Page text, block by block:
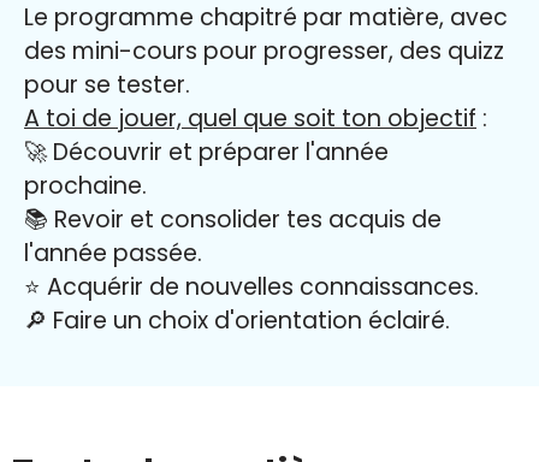
Le programme chapitré par matière, avec
des mini-cours pour progresser, des quizz
pour se tester.
A toi de jouer, quel que soit ton objectif :
🚀 Découvrir et préparer l'année
prochaine.
📚 Revoir et consolider tes acquis de
l'année passée.
⭐️ Acquérir de nouvelles connaissances.
🔎 Faire un choix d'orientation éclairé.